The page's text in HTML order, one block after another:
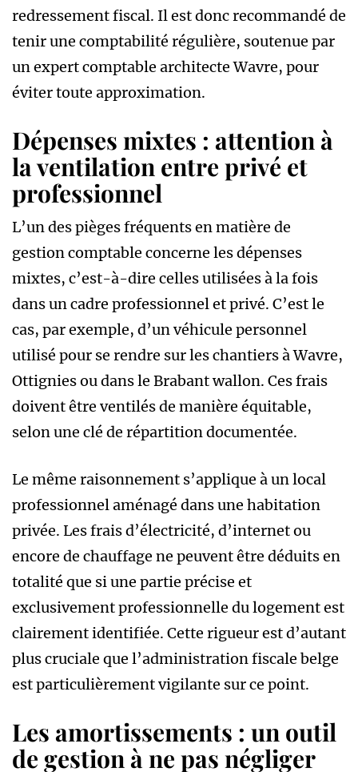
redressement fiscal. Il est donc recommandé de
tenir une comptabilité régulière, soutenue par
un expert comptable architecte Wavre, pour
éviter toute approximation.
Dépenses mixtes : attention à
la ventilation entre privé et
professionnel
L’un des pièges fréquents en matière de
gestion comptable concerne les dépenses
mixtes, c’est-à-dire celles utilisées à la fois
dans un cadre professionnel et privé. C’est le
cas, par exemple, d’un véhicule personnel
utilisé pour se rendre sur les chantiers à Wavre,
Ottignies ou dans le Brabant wallon. Ces frais
doivent être ventilés de manière équitable,
selon une clé de répartition documentée.
Le même raisonnement s’applique à un local
professionnel aménagé dans une habitation
privée. Les frais d’électricité, d’internet ou
encore de chauffage ne peuvent être déduits en
totalité que si une partie précise et
exclusivement professionnelle du logement est
clairement identifiée. Cette rigueur est d’autant
plus cruciale que l’administration fiscale belge
est particulièrement vigilante sur ce point.
Les amortissements : un outil
de gestion à ne pas négliger